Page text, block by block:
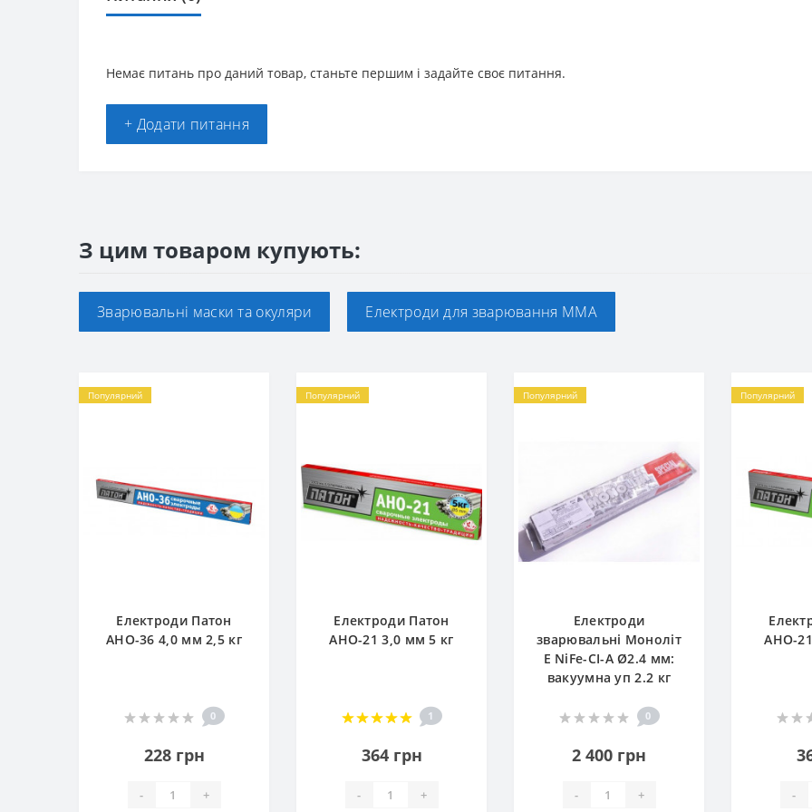
Немає питань про даний товар, станьте першим і задайте своє питання.
+ Додати питання
З цим товаром купують:
Зварювальні маски та окуляри Електроди для зварювання ММА
Популярний
Електроди Патон
АНО-36 4,0 мм 2,5 кг
0
228 грн
- +
Популярний
Електроди Патон
АНО-21 3,0 мм 5 кг
1
364 грн
- +
Популярний
Електроди
зварювальні Моноліт
E NiFe-CI-A Ø2.4 мм:
вакуумна уп 2.2 кг
0
2 400 грн
- +
Популярний
АНО-
-